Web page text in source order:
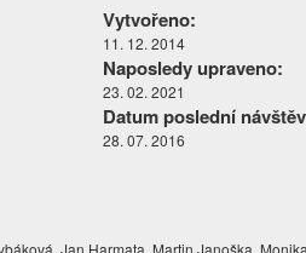
Vytvořeno:
11. 12. 2014
Naposledy upraveno:
23. 02. 2021
Datum poslední
28. 07. 2016